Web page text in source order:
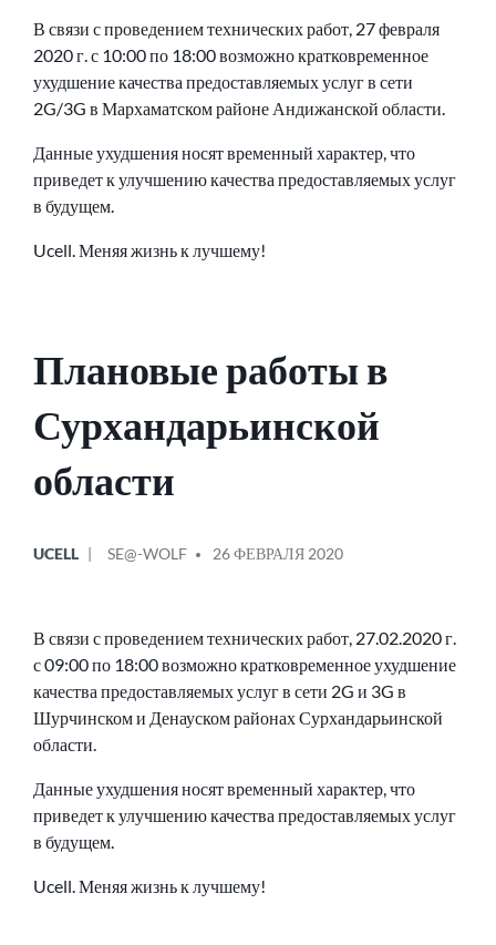
В связи с проведением технических работ, 27 февраля
2020 г. с 10:00 по 18:00 возможно кратковременное
ухудшение качества предоставляемых услуг в сети
2G/3G в Мархаматском районе Андижанской области.
Данные ухудшения носят временный характер, что
приведет к улучшению качества предоставляемых услуг
в будущем.
Ucell. Меняя жизнь к лучшему!
Плановые работы в
Сурхандарьинской
области
В
UCELL
ОТ
SE@-WOLF 26 ФЕВРАЛЯ 2020
В связи с проведением технических работ, 27.02.2020 г.
с 09:00 по 18:00 возможно кратковременное ухудшение
качества предоставляемых услуг в сети 2G и 3G в
Шурчинском и Денауском районах Сурхандарьинской
области.
Данные ухудшения носят временный характер, что
приведет к улучшению качества предоставляемых услуг
в будущем.
Ucell. Меняя жизнь к лучшему!